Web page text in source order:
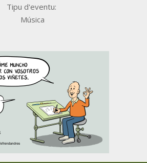
Tipu d'eventu:
Música